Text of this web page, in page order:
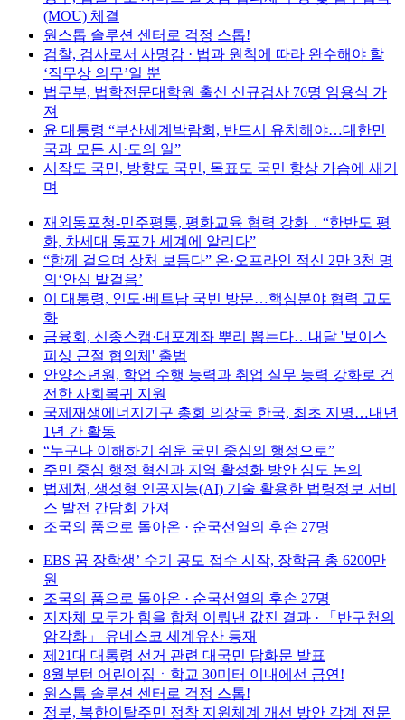
(MOU) 체결
원스톱 솔루션 센터로 걱정 스톱!
검찰, 검사로서 사명감 · 법과 원칙에 따라 완수해야 할
‘직무상 의무’일 뿐
법무부, 법학전문대학원 출신 신규검사 76명 임용식 가
져
윤 대통령 “부산세계박람회, 반드시 유치해야…대한민
국과 모든 시·도의 일”
시작도 국민, 방향도 국민, 목표도 국민 항상 가슴에 새기
며
재외동포청-민주평통, 평화교육 협력 강화 ․ “한반도 평
화, 차세대 동포가 세계에 알리다”
“함께 걸으며 상처 보듬다” 온·오프라인 적신 2만 3천 명
의‘안심 발걸음’
이 대통령, 인도·베트남 국빈 방문…핵심분야 협력 고도
화
금융회, 신종스캠·대포계좌 뿌리 뽑는다…내달 '보이스
피싱 근절 협의체' 출범
안양소년원, 학업 수행 능력과 취업 실무 능력 강화로 건
전한 사회복귀 지원
국제재생에너지기구 총회 의장국 한국, 최초 지명…내년
1년 간 활동
“누구나 이해하기 쉬운 국민 중심의 행정으로”
주민 중심 행정 혁신과 지역 활성화 방안 심도 논의
법제처, 생성형 인공지능(AI) 기술 활용한 법령정보 서비
스 발전 간담회 가져
조국의 품으로 돌아온 · 순국선열의 후손 27명
EBS 꿈 장학생’ 수기 공모 접수 시작, 장학금 총 6200만
원
조국의 품으로 돌아온 · 순국선열의 후손 27명
지자체 모두가 힘을 합쳐 이뤄낸 값진 결과 · 「반구천의
암각화」 유네스코 세계유산 등재
제21대 대통령 선거 관련 대국민 담화문 발표
8월부턴 어린이집ㆍ학교 30미터 이내에선 금연!
원스톱 솔루션 센터로 걱정 스톱!
정부, 북한이탈주민 정착 지원체계 개선 방안 각계 전문